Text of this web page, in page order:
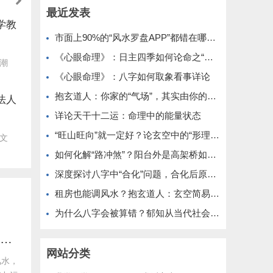
教
人
市面上90%的“风水罗盘APP”都错在哪？简论“地理真北”与“磁北方向”
，
最近发表
市面上90%的“风水罗盘APP”都错在哪？简论“地理真北”与“磁北方向”
《心眼命理》：日主四季如何论命之“四季之木”
《心眼命理》：八字如何取象看事详论
抱玄道人：你家的“气场”，其实由你的日常动线决定
详论天干十二运：命理中的能量状态
“旺山旺向”就一定好？论玄空中的“形理互参”原则
如何化解“路冲煞”？阳台外是高架桥如何调整
深度探讨八字中“合化”问题，合化后原五行还在不在？
租房也能调风水？抱玄道人：玄空简易布局法（无需动土）
为什么八字会被算错？郁知从当代社会角度分析
网站分类